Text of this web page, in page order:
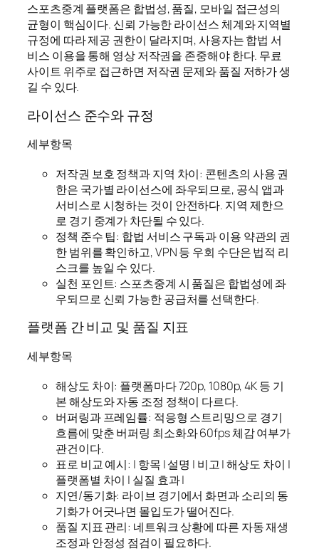
스포츠중계 플랫폼은 합법성, 품질, 모바일 접근성의
균형이 핵심이다. 신뢰 가능한 라이선스 체계와 지역별
규정에 따라 제공 권한이 달라지며, 사용자는 합법 서
비스 이용을 통해 영상 저작권을 존중해야 한다. 무료
사이트 위주로 접근하면 저작권 문제와 품질 저하가 생
길 수 있다.
라이선스 준수와 규정
세부항목
저작권 보호 정책과 지역 차이: 콘텐츠의 사용 권
한은 국가별 라이선스에 좌우되므로, 공식 앱과
서비스로 시청하는 것이 안전하다. 지역 제한으
로 경기 중계가 차단될 수 있다.
정책 준수 팁: 합법 서비스 구독과 이용 약관의 권
한 범위를 확인하고, VPN 등 우회 수단은 법적 리
스크를 높일 수 있다.
실천 포인트: 스포츠중계 시 품질은 합법성에 좌
우되므로 신뢰 가능한 공급처를 선택한다.
플랫폼 간 비교 및 품질 지표
세부항목
해상도 차이: 플랫폼마다 720p, 1080p, 4K 등 기
본 해상도와 자동 조정 정책이 다르다.
버퍼링과 프레임률: 적응형 스트리밍으로 경기
흐름에 맞춘 버퍼링 최소화와 60fps 체감 여부가
관건이다.
표로 비교 예시: | 항목 | 설명 | 비고 | 해상도 차이 |
플랫폼별 차이 | 실질 효과 |
지연/동기화: 라이브 경기에서 화면과 소리의 동
기화가 어긋나면 몰입도가 떨어진다.
품질 지표 관리: 네트워크 상황에 따른 자동 재생
조정과 안정성 점검이 필요하다.